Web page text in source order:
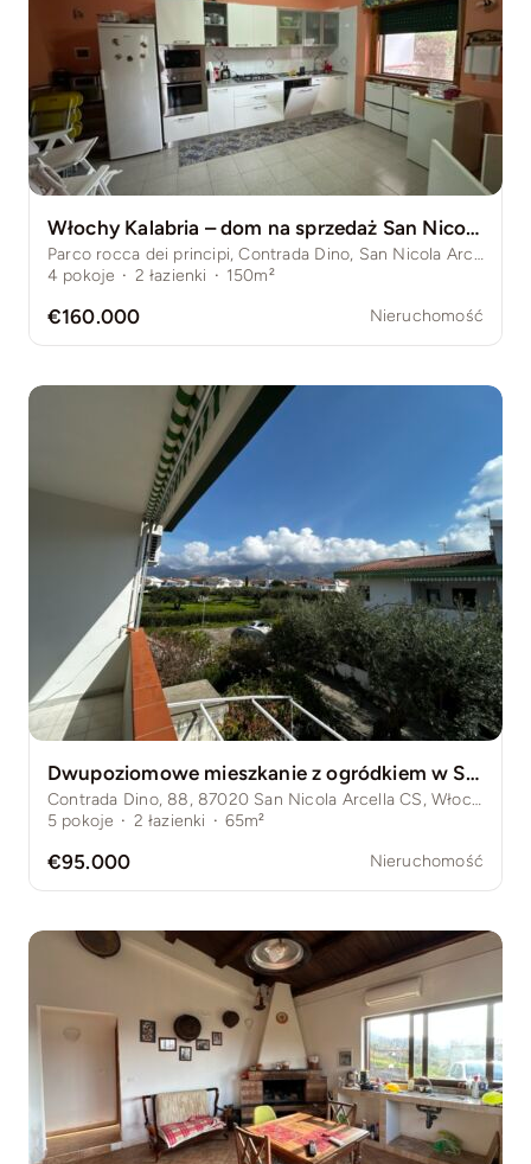
Włochy Kalabria – dom na sprzedaż San Nicola Arcella, 4 sypialnie, ogród, klimatyzacja
Parco rocca dei principi, Contrada Dino, San Nicola Arcella, Province of Cosenza, Włochy
4 pokoje · 2 łazienki · 150m²
€160.000 Nieruchomość
Dwupoziomowe mieszkanie z ogródkiem w San Nicola Arcella – zewnętrzny prysznic | taras | 3 sypialnie
Contrada Dino, 88, 87020 San Nicola Arcella CS, Włochy
5 pokoje · 2 łazienki · 65m²
€95.000 Nieruchomość